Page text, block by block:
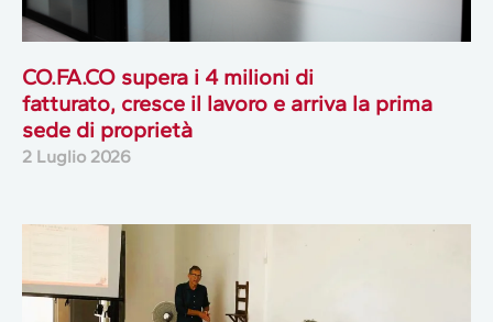
CO.FA.CO supera i 4 milioni di
fatturato, cresce il lavoro e arriva la prima
sede di proprietà
2 Luglio 2026